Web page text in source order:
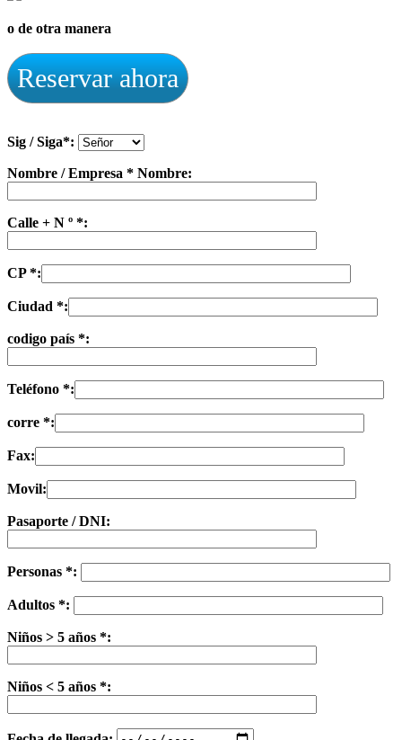
o de otra manera
Reservar ahora
Sig / Siga*:
Nombre / Empresa * Nombre:
Calle + N º *:
CP *:
Ciudad *:
codigo país *:
Teléfono *:
corre *:
Fax:
Movil:
Pasaporte / DNI:
Personas *:
Adultos *:
Niños > 5 años *:
Niños < 5 años *: